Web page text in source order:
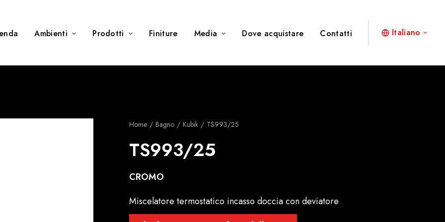
Ambienti Prodotti Finiture Media Dove acquistare Contatti Italiano
Home Bagno Kubik TS993/25
TS993/25
CROMO
Miscelatore termostatico incasso doccia con deviatore